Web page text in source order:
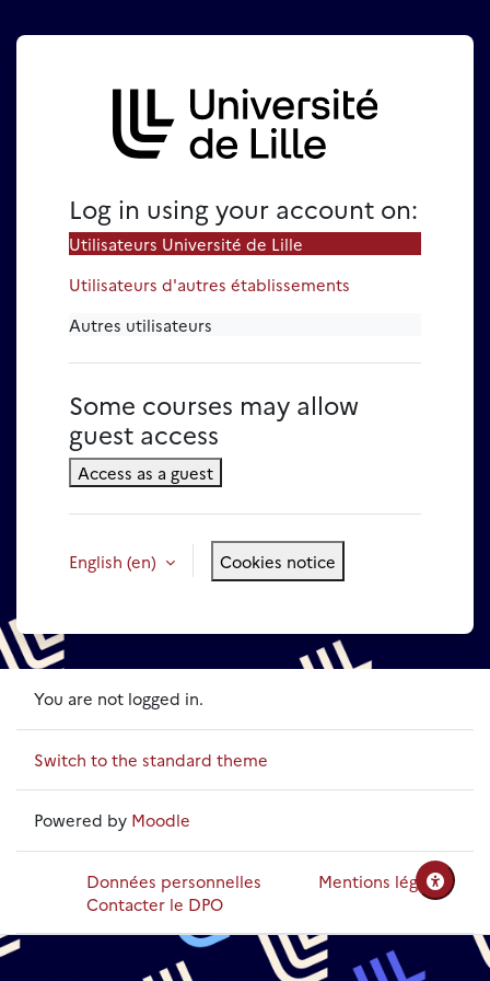
Log in to e-Formation Pro
Log in using your account on:
Utilisateurs Université de Lille
Utilisateurs d'autres établissements
Autres utilisateurs
Some courses may allow
guest access
Access as a guest
English ‎(en)‎ Cookies notice
You are not logged in.
Switch to the standard theme
Powered by Moodle
Données personnelles
Mentions légales
Contacter le DPO